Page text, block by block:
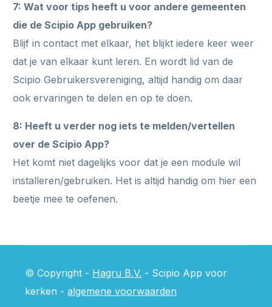
7: Wat voor tips heeft u voor andere gemeenten
die de Scipio App gebruiken?
Blijf in contact met elkaar, het blijkt iedere keer weer
dat je van elkaar kunt leren. En wordt lid van de
Scipio Gebruikersvereniging, altijd handig om daar
ook ervaringen te delen en op te doen.
8: Heeft u verder nog iets te melden/vertellen
over de Scipio App?
Het komt niet dagelijks voor dat je een module wil
installeren/gebruiken. Het is altijd handig om hier een
beetje mee te oefenen.
© Copyright - Hagru B.V. - Scipio App voor
kerken -algemene voorwaarden